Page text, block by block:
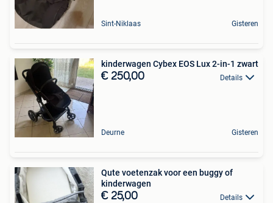
Sint-Niklaas Gisteren
kinderwagen Cybex EOS Lux 2-in-1 zwart
€ 250,00 Details
Deurne Gisteren
Qute voetenzak voor een buggy of
kinderwagen
€ 25,00 Details